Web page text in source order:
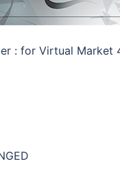
: for Virtual Market